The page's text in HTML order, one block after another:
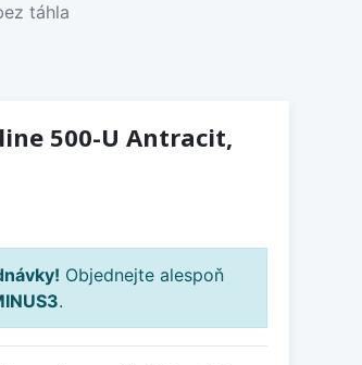
táhla
500-U Antracit,
Objednejte alespoň
.